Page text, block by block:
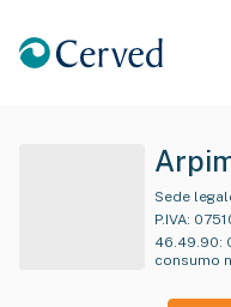
Sede
P.IVA:
46.49.90:
consumo